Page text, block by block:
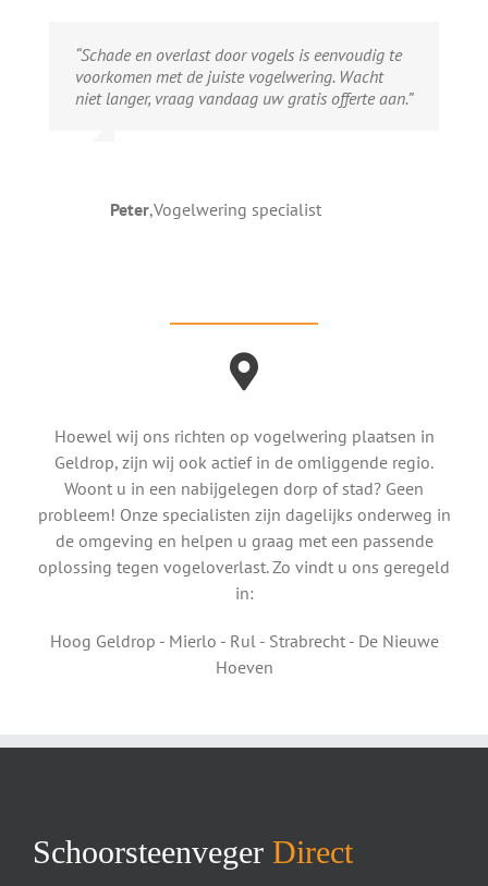
“Schade en overlast door vogels is eenvoudig te
voorkomen met de juiste vogelwering. Wacht
niet langer, vraag vandaag uw gratis offerte aan.”
Peter,Vogelwering specialist
Hoewel wij ons richten op vogelwering plaatsen in
Geldrop, zijn wij ook actief in de omliggende regio.
Woont u in een nabijgelegen dorp of stad? Geen
probleem! Onze specialisten zijn dagelijks onderweg in
de omgeving en helpen u graag met een passende
oplossing tegen vogeloverlast. Zo vindt u ons geregeld
in:
Hoog Geldrop - Mierlo - Rul - Strabrecht - De Nieuwe
Hoeven
Schoorsteenveger Direct